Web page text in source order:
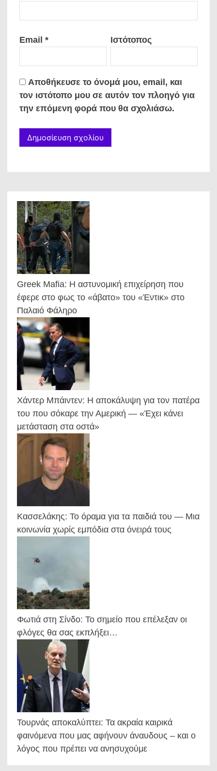
Email * Ιστότοπος
Αποθήκευσε το όνομά μου, email, και
τον ιστότοπο μου σε αυτόν τον πλοηγό για
την επόμενη φορά που θα σχολιάσω.
Greek Mafia: Η αστυνομική επιχείρηση που
έφερε στο φως το «άβατο» του «Έντικ» στο
Παλαιό Φάληρο
Χάντερ Μπάιντεν: Η αποκάλυψη για τον πατέρα
του που σόκαρε την Αμερική — «Έχει κάνει
μετάσταση στα οστά»
Κασσελάκης: Το όραμα για τα παιδιά του — Μια
κοινωνία χωρίς εμπόδια στα όνειρά τους
Φωτιά στη Σίνδο: Το σημείο που επέλεξαν οι
φλόγες θα σας εκπλήξει…
Τουρνάς αποκαλύπτει: Τα ακραία καιρικά
φαινόμενα που μας αφήνουν άναυδους – και ο
λόγος που πρέπει να ανησυχούμε